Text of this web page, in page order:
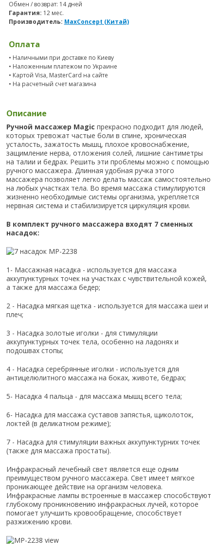
Обмен / возврат: 14 дней
Гарантия: 12 мес.
Производитель: MaxConcept (Китай)
Оплата
• Наличными при доставке по Киеву
• Наложенным платежом по Украине
• Картой Visa, MasterCard на сайте
• На расчетный счет магазина
Описание
Ручной массажер Magicпрекрасно подходит для людей,
которых тревожат частые боли в спине, хроническая
усталость, зажатость мышц, плохое кровоснабжение,
защимление нерва, отложения солей, лишние сантиметры
на талии и бедрах. Решить эти проблемы можно с помощью
ручного массажера. Длинная удобная ручка этого
массажера позволяет легко делать массаж самостоятельно
на любых участках тела. Во время массажа стимулируются
жизненно необходимые системы организма, укрепляется
нервная система и стабилизируется циркуляция крови.
В комплект ручного массажера входят 7 сменных
насадок:
1- Массажная насадка - используется для массажа
аккупунктурных точек на участках с чувствительной кожей,
а также для массажа бедер;
2 - Насадка мягкая щетка - используется для массажа шеи и
плеч;
3 - Насадка золотые иголки - для стимуляции
аккупунктурных точек тела, особенно на ладонях и
подошвах стопы;
4 - Насадка серебрянные иголки - используется для
антицелюлитного массажа на боках, животе, бедрах;
5- Насадка 4 пальца - для массажа мышц всего тела;
6- Насадка для массажа суставов запястья, щиколоток,
локтей (в деликатном режиме);
7 - Насадка для стимуляции важных аккупунктурних точек
(также для массажа простаты).
Инфракрасный лечебный свет является еще одним
преимуществом ручного массажера. Свет имеет мягкое
проникающее действие на организм человека.
Инфракрасные лампы встроенные в массажер способствуют
глубокому проникновению инфракрасных лучей, которое
помогает улучшить кровообращение, способствует
разжижению крови.